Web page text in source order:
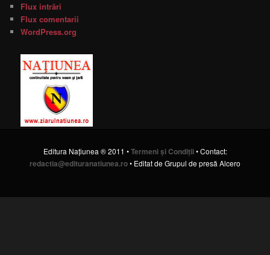
Flux intrări
Flux comentarii
WordPress.org
Editura Naţiunea ® 2011 •Termeni şi Condiţii• Contact:
redactia@edituranatiunea.ro• Editat de Grupul de presă Alcero